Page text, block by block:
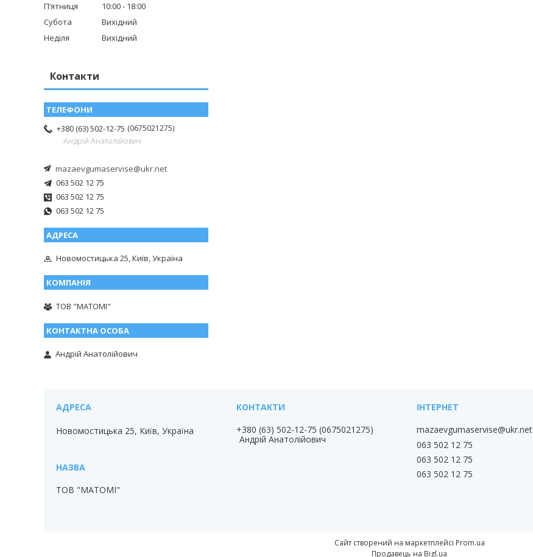
Пʼятниця
10:00
18:00
Субота
Вихідний
Неділя
Вихідний
Контакти
+380 (63) 502-12-75 0675021275
Андрій Анатолійович
mazaevgumaservise@ukr.net
063 502 12 75
063 502 12 75
063 502 12 75
Новомостицька 25, Київ, Україна
ТОВ "МАТОМІ"
Андрій Анатолійович
Новомостицька 25, Київ, Україна
ТОВ "МАТОМІ"
+380 (63) 502-12-75 0675021275
Андрій Анатолійович
mazaevgumaservise@ukr.net
063 502 12 75
063 502 12 75
063 502 12 75
Сайт створений на маркетплейсі Prom.ua
Продавець на Bigl.ua